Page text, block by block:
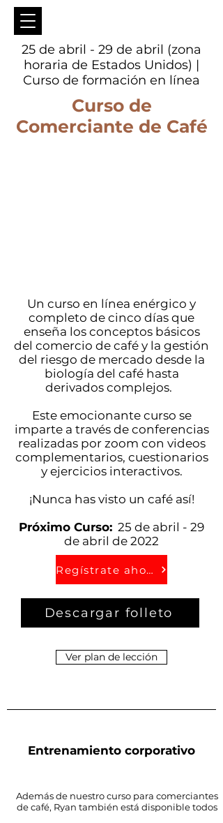
25 de abril - 29 de abril (zona
horaria de Estados Unidos) |
Curso de formación en línea
Curso de
Comerciante de Café
Un curso en línea enérgico y
completo de cinco días que
enseña los conceptos básicos
del comercio de café y la gestión
del riesgo de mercado desde la
biología del café hasta
derivados complejos.
Este emocionante curso se
imparte a través de conferencias
realizadas por zoom con videos
complementarios, cuestionarios
y ejercicios interactivos.
¡Nunca has visto un café así!
Próximo Curso: 25 de abril - 29
de abril de 2022
Regístrate ahora
Descargar folleto
Ver plan de lección
Entrenamiento corporativo
Además de nuestro curso para comerciantes
de café, Ryan también está disponible todos